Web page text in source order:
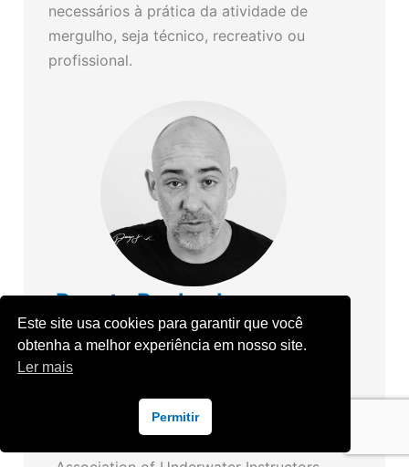
necessários à prática da atividade de
mergulho, seja técnico, recreativo ou
profissional.
Renato Rocha Jorge
Por ser filho de Mergulhador, foi
apresentado ao universo subaquático em
anos de idade, já era instrutor de
Este site usa cookies para garantir que você
obtenha a melhor experiência em nosso site.
Ler mais
Permitir